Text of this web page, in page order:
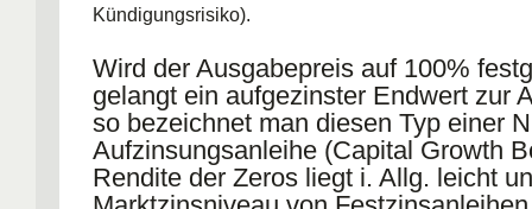
Kündigungsrisiko).
Wird der Ausgabepreis auf 100%
gelangt ein aufgezinster Endwert zur
so bezeichnet man diesen Typ einer
Aufzinsungsanleihe (Capital Growth
Rendite der Zeros liegt i. Allg. leicht